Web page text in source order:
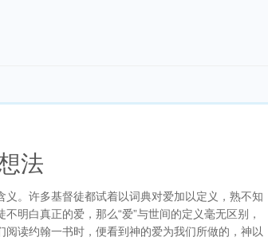
法
。许多基督徒都试着以词典对爱加以定义，熟不知
明白真正的爱，那么“爱”与世间的定义毫无区别，
阅读约翰一书时，便看到神的爱为我们所做的，神以